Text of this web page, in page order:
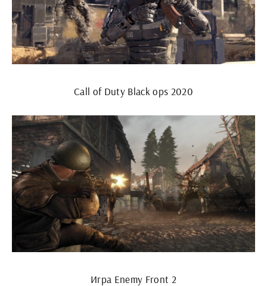
Call of Duty Black ops 2020
Игра Enemy Front 2